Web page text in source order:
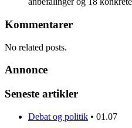
Kommentarer
No related posts.
Annonce
Seneste artikler
Debat og politik • 01.07